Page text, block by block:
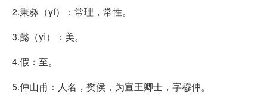
2.秉彝（yí）：常理，常性。
3.懿（yì）：美。
4.假：至。
5.仲山甫：人名，樊侯，为宣王卿士，字穆仲。